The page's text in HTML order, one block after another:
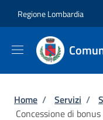
Regione Lombardia
Briciole di
Home / Servizi /
Concessione di